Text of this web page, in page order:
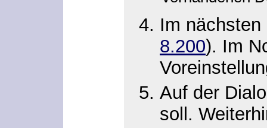
Im
8.200). Im
Auf der
soll.